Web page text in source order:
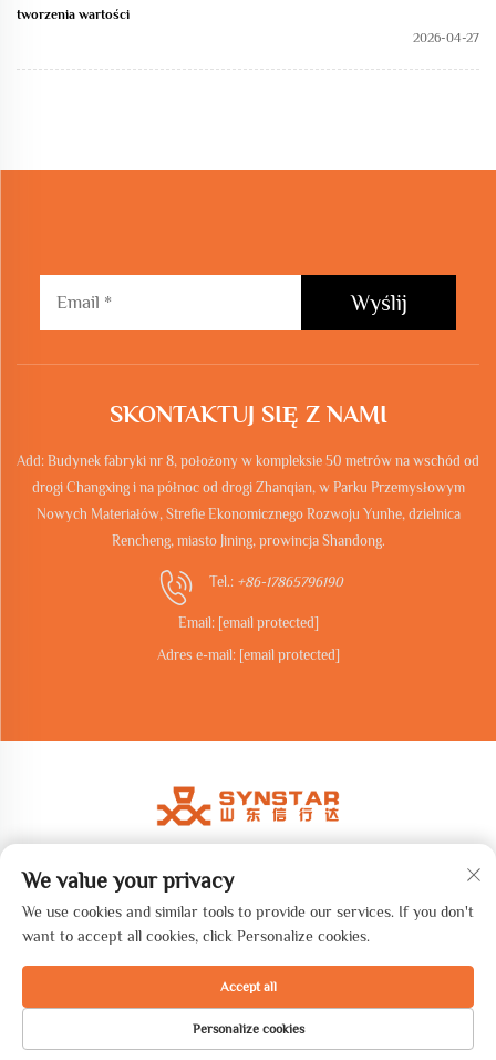
tworzenia wartości
2026-04-27
Wyślij
SKONTAKTUJ SIĘ Z NAMI
Add: Budynek fabryki nr 8, położony w kompleksie 50 metrów na wschód od
drogi Changxing i na północ od drogi Zhanqian, w Parku Przemysłowym
Nowych Materiałów, Strefie Ekonomicznego Rozwoju Yunhe, dzielnica
Rencheng, miasto Jining, prowincja Shandong.
Tel.: +86-17865796190
Email: [email protected]
Adres e-mail: [email protected]
Copyright © 2026 Shandong synstar Intelligent Technology Co., Ltd.
STRONA GŁÓWNA PRODUKTY ADRES E-MAIL TELEFON
We value your privacy
We use cookies and similar tools to provide our services. If you don't
want to accept all cookies, click Personalize cookies.
Personalize cookies
Accept all